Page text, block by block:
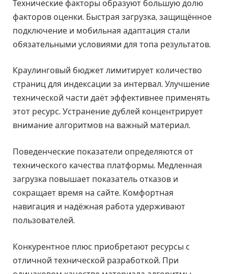
Технические факторы образуют большую долю
факторов оценки. Быстрая загрузка, защищённое
подключение и мобильная адаптация стали
обязательными условиями для топа результатов.
Краулинговый бюджет лимитирует количество
страниц для индексации за интервал. Улучшение
технической части даёт эффективнее применять
этот ресурс. Устранение дублей концентрирует
внимание алгоритмов на важный материал.
Поведенческие показатели определяются от
технического качества платформы. Медленная
загрузка повышает показатель отказов и
сокращает время на сайте. Комфортная
навигация и надёжная работа удерживают
пользователей.
Конкурентное плюс приобретают ресурсы с
отличной технической разработкой. При